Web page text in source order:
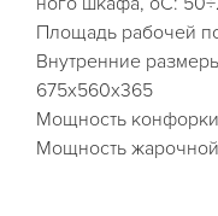
Площадь рабочей
Внутренние
675х560х365
Мощность
Мощность